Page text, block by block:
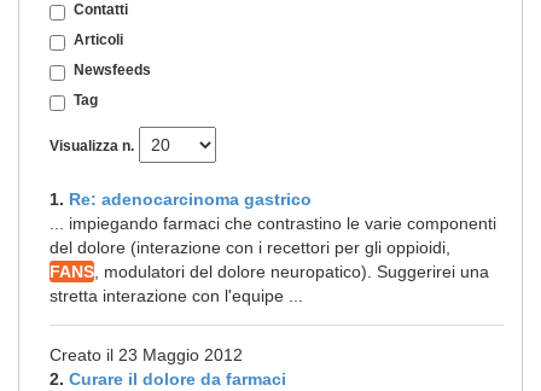
Contatti
Articoli
Newsfeeds
Tag
Visualizza n.
1. Re: adenocarcinoma gastrico
... impiegando farmaci che contrastino le varie componenti
del dolore (interazione con i recettori per gli oppioidi,
FANS , modulatori del dolore neuropatico). Suggerirei una
stretta interazione con l'equipe ...
Creato il 23 Maggio 2012
2. Curare il dolore da farmaci